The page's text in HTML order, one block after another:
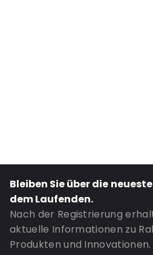
Air Transport: Ja
Road Transport: Ja
UN2814: Ja
Bestell-ID: 520175
Bleiben Sie über die
dem Laufenden.
Nach der Registrierung
aktuelle Informationen zu
Produkten und Innovationen.